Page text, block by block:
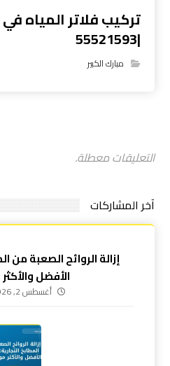
تركيب فلاتر المياه في
|55521593
مبارك الكبير
التعليقات معطلة.
آخر المشاركات
إزالة الروائح الصعبة من
الأفضل
أغسطس 2, 2026